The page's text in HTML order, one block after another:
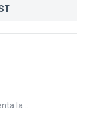
la...